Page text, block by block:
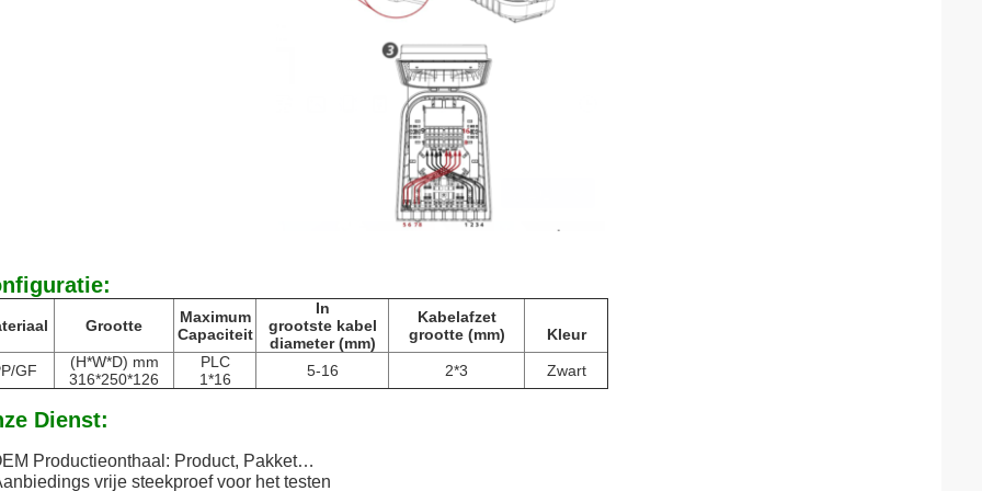
Grootte
Maximum
Capaciteit
In
grootste kabel
diameter (mm)
Kabelafzet
grootte (mm)
Kleur
GF
(H*W*D) mm
316*250*126
PLC
1*16
5-16 2*3 Zwart
Dienst:
Productieonthaal: Product, Pakket…
vrije steekproef voor het testen